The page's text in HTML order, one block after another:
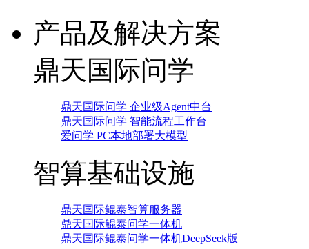
产品及解决方案
鼎天国际问学
鼎天国际问学 企业级Agent中台
鼎天国际问学 智能流程工作台
爱问学 PC本地部署大模型
智算基础设施
鼎天国际鲲泰智算服务器
鼎天国际鲲泰问学一体机
鼎天国际鲲泰问学一体机DeepSeek版